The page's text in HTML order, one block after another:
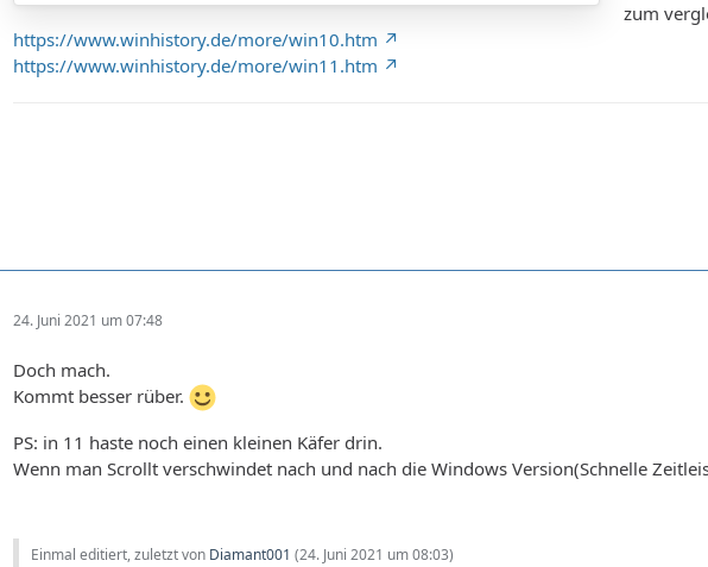
zum
https://www.winhistory.de/more/win10.htm
https://www.winhistory.de/more/win11.htm
24. Juni 2021 um 07:48
Doch mach.
Kommt besser rüber.
PS: in 11 haste noch einen kleinen Käfer drin.
Wenn man Scrollt verschwindet nach und nach die Windows Version(Schnelle
Einmal editiert, zuletzt von Diamant001 (24. Juni 2021 um 08:03)